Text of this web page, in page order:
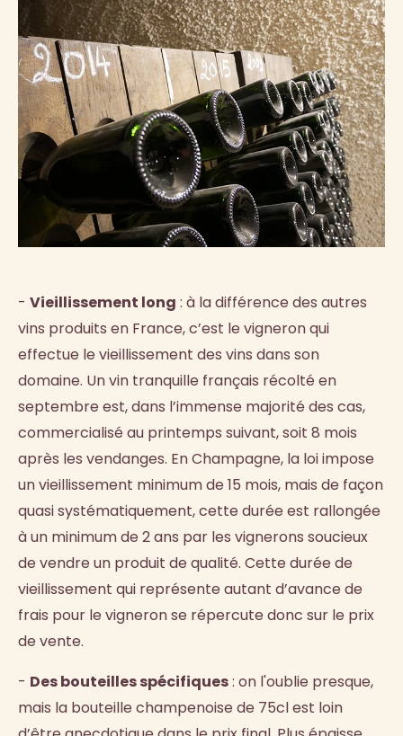
- Vieillissement long : à la différence des autres
vins produits en France, c’est le vigneron qui
effectue le vieillissement des vins dans son
domaine. Un vin tranquille français récolté en
septembre est, dans l’immense majorité des cas,
commercialisé au printemps suivant, soit 8 mois
après les vendanges. En Champagne, la loi impose
un vieillissement minimum de 15 mois, mais de façon
quasi systématiquement, cette durée est rallongée
à un minimum de 2 ans par les vignerons soucieux
de vendre un produit de qualité. Cette durée de
vieillissement qui représente autant d’avance de
frais pour le vigneron se répercute donc sur le prix
de vente.
- Des bouteilles spécifiques: on l'oublie presque,
mais la bouteille champenoise de 75cl est loin